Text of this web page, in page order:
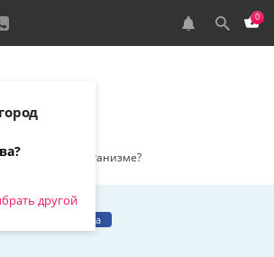
0
в организме?
Гормон роста
другой